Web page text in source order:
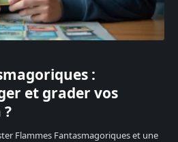
:
et grader vos
Flammes Fantasmagoriques et une